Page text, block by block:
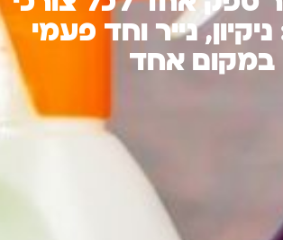
נייר וחד פעמי
במקום אחד